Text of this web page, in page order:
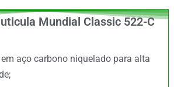
Mundial Classic 522-C
aço carbono niquelado para alta